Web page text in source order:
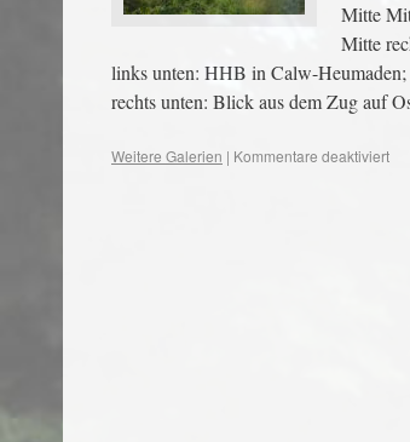
Mitte
Mitte
links unten: HHB in Calw-Heumaden;
rechts unten: Blick aus dem Zug auf
Weitere Galerien | Kommentare deaktiviert